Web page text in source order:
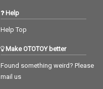
Help
Help Top
Make OTOTOY better
Found something weird? Please
mail us